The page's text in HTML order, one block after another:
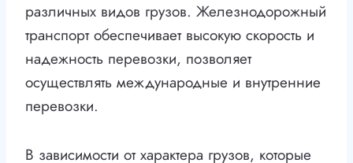
различных видов грузов. Железнодорожный
транспорт обеспечивает высокую скорость и
надежность перевозки, позволяет
осуществлять международные и внутренние
перевозки.
В зависимости от характера грузов, которые